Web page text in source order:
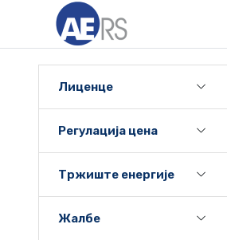
Лиценце
Регулација цена
Тржиште енергије
Жалбе